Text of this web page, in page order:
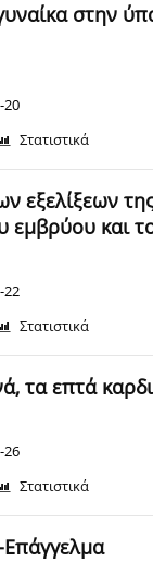
στην
20
Στατιστικά
εξελίξεων
εμβρύου και
22
Στατιστικά
τα επτά
26
Στατιστικά